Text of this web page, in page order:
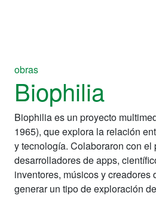
obras
Biophilia
Biophilia es un proyecto
1965), que explora la relación
y tecnología. Colaboraron con el
desarrolladores de apps,
inventores, músicos y creadores
generar un tipo de exploración